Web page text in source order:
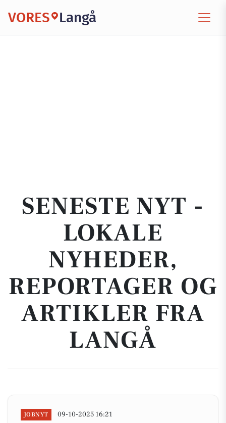
VORES Langå
SENESTE NYT -
LOKALE
NYHEDER,
REPORTAGER OG
ARTIKLER FRA
LANGÅ
JOBNYT 09-10-2025 16:21